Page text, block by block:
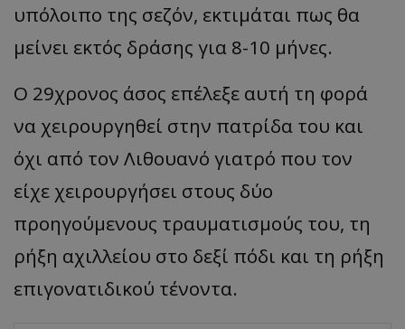
υπόλοιπο της σεζόν, εκτιμάται πως θα
μείνει εκτός δράσης για 8-10 μήνες.
Ο 29χρονος άσος επέλεξε αυτή τη φορά
να χειρουργηθεί στην πατρίδα του και
όχι από τον Λιθουανό γιατρό που τον
είχε χειρουργήσει στους δύο
προηγούμενους τραυματισμούς του, τη
ρήξη αχιλλείου στο δεξί πόδι και τη ρήξη
επιγονατιδικού τένοντα.